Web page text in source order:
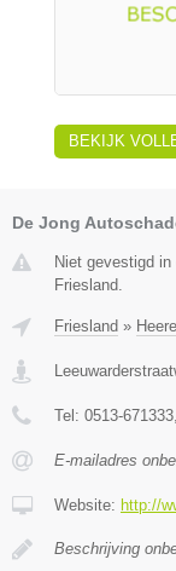
BEKIJK
De Jong
Niet gevestigd
Friesland.
Friesland »
Tel: 0513-671333
E-mailadres
Website: http://
Beschrijving